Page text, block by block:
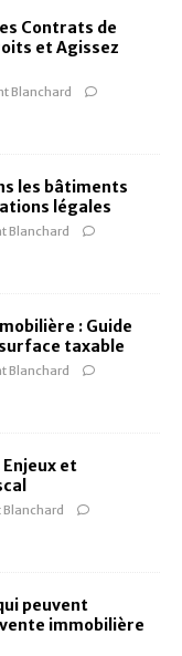
Contrats de
et Agissez
Blanchard
les bâtiments
légales
Blanchard
: Guide
taxable
Blanchard
Enjeux et
Blanchard
peuvent
immobilière